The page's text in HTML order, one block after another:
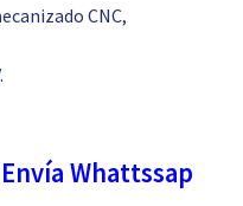
CNC,
Whattssap